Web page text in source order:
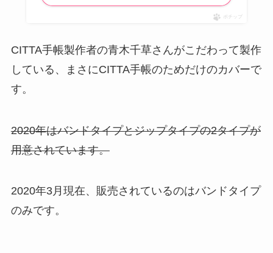
ポチップ
CITTA手帳製作者の青木千草さんがこだわって製作
している、まさにCITTA手帳のためだけのカバーで
す。
2020年はバンドタイプとジップタイプの2タイプが
用意されています。
2020年3月現在、販売されているのはバンドタイプ
のみです。